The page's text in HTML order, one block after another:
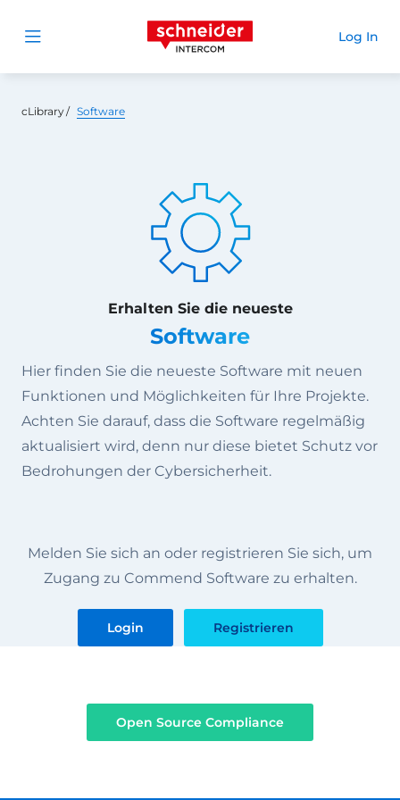
Open menu
Schneider Intercom
Log In
cLibrary Software
Erhalten Sie die neueste
Software
Hier finden Sie die neueste Software mit neuen
Funktionen und Möglichkeiten für Ihre Projekte.
Achten Sie darauf, dass die Software regelmäßig
aktualisiert wird, denn nur diese bietet Schutz vor
Bedrohungen der Cybersicherheit.
Melden Sie sich an oder registrieren Sie sich, um
Zugang zu Commend Software zu erhalten.
Login Registrieren
Open Source Compliance